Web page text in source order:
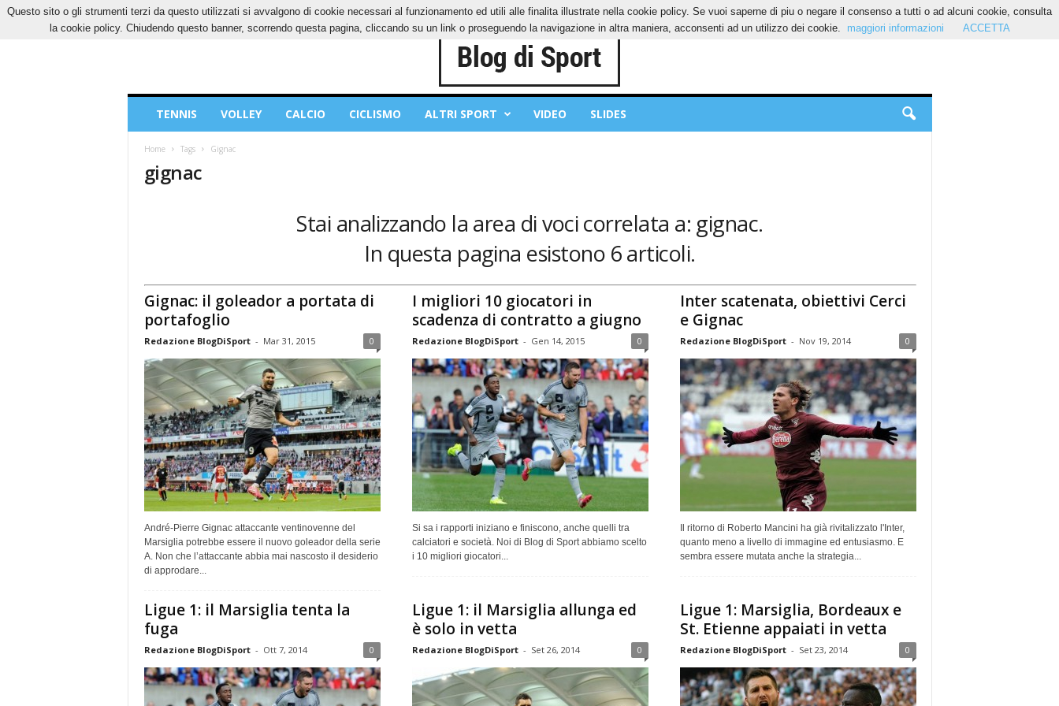
VENERDÌ, 7 AGOSTO 2026 CONTATTI COOKIES PRIVACY POLICY
Sport
TENNIS VOLLEY CALCIO CICLISMO ALTRI SPORT VIDEO SLIDES
Home Tags Gignac
gignac
Stai analizzando la area di voci correlata a: gignac.
In questa pagina esistono 6 articoli.
Gignac: il goleador a portata di
portafoglio
Redazione BlogDiSport - Mar 31, 2015 0
André-Pierre Gignac attaccante ventinovenne del
Marsiglia potrebbe essere il nuovo goleador della serie
A. Non che l’attaccante abbia mai nascosto il desiderio
di approdare...
I migliori 10 giocatori in
scadenza di contratto a giugno
Redazione BlogDiSport - Gen 14, 2015 0
Si sa i rapporti iniziano e finiscono, anche quelli tra
calciatori e società. Noi di Blog di Sport abbiamo scelto
i 10 migliori giocatori...
Inter scatenata, obiettivi Cerci
e Gignac
Redazione BlogDiSport - Nov 19, 2014 0
Il ritorno di Roberto Mancini ha già rivitalizzato l'Inter,
quanto meno a livello di immagine ed entusiasmo. E
sembra essere mutata anche la strategia...
Ligue 1: il Marsiglia tenta la
fuga
Redazione BlogDiSport - Ott 7, 2014 0
Ligue 1: il Marsiglia allunga ed
è solo in vetta
Redazione BlogDiSport - Set 26, 2014 0
Ligue 1: Marsiglia, Bordeaux e
St. Etienne appaiati in vetta
Redazione BlogDiSport - Set 23, 2014 0
Questo sito o gli strumenti terzi da questo utilizzati si avvalgono di cookie necessari al funzionamento ed utili alle finalita illustrate nella cookie policy. Se vuoi saperne di piu o negare il consenso a tutti o ad alcuni cookie, consulta
la cookie policy. Chiudendo questo banner, scorrendo questa pagina, cliccando su un link o proseguendo la navigazione in altra maniera, acconsenti ad un utilizzo dei cookie.
maggiori informazioni ACCETTA